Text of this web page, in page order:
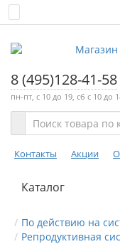
8 (495)128-41-58
пн-пт, с 10 до 19, сб с 10 до
Контакты Акции
Каталог
По действию на
Репродуктивная